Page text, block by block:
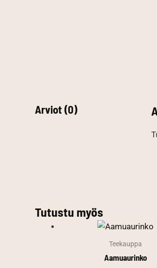
Arviot (0)
Tutustu myös
Teekauppa
Aamuaurinko